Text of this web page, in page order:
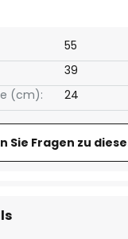
39
55
(cm): 24
Sie Fragen zu